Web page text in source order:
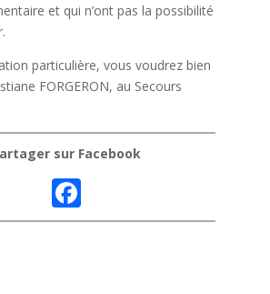
et qui n’ont pas la possibilité
particulière, vous voudrez bien
FORGERON, au Secours
sur Facebook
ac